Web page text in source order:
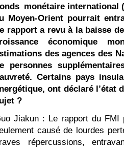
monétaire
Moyen-Orient pourrait
rapport a revu à la baisse
économique
des agences des
personnes
Certains pays
ont déclaré l’état
?
Jiakun : Le rapport du
causé de lourdes
répercussions,